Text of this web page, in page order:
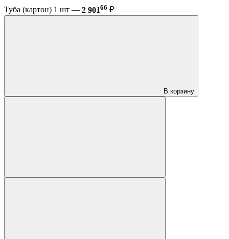
Туба (картон) 1 шт — 2 90166 ₽
В корзину